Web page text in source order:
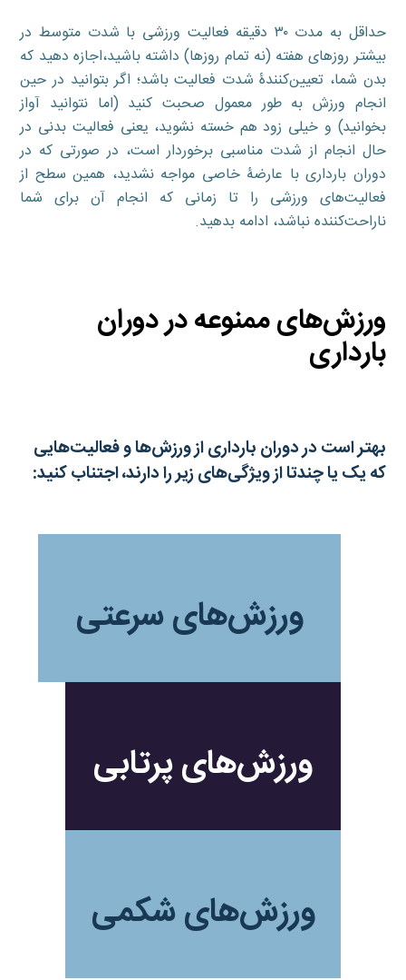
حداقل به مدت ۳۰ دقیقه فعالیت ورزشی با شدت متوسط در
بیشتر روزهای هفته (نه تمام روزها) داشته باشید،اجازه دهید که
بدن شما، تعیین‌کنندۀ شدت فعالیت باشد؛ اگر بتوانید در حین
انجام ورزش به طور معمول صحبت کنید (اما نتوانید آواز
بخوانید) و خیلی زود هم خسته نشوید، یعنی فعالیت بدنی در
حال انجام از شدت مناسبی برخوردار است، در صورتی که در
دوران بارداری با عارضۀ خاصی مواجه نشدید، همین سطح از
فعالیت‌های ورزشی را تا زمانی که انجام آن برای شما
ناراحت‌کننده نباشد، ادامه بدهید.
ورزش‌های ممنوعه در دوران
بارداری
بهتر است در دوران بارداری از ورزش‌ها و فعالیت‌هایی
که یک یا چندتا از ویژگی‌های زیر را دارند، اجتناب کنید:
ورزش‌های سرعتی
ورزش‌های پرتابی
ورزش‌های شکمی